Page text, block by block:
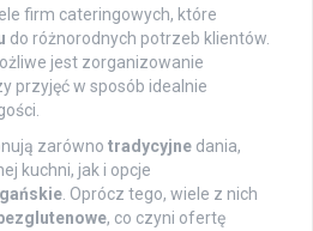
firm cateringowych, które
do różnorodnych potrzeb klientów.
jest zorganizowanie
przyjęć w sposób idealnie
zarówno tradycyjne dania,
kuchni, jak i opcje
. Oprócz tego, wiele z nich
bezglutenowe, co czyni ofertę